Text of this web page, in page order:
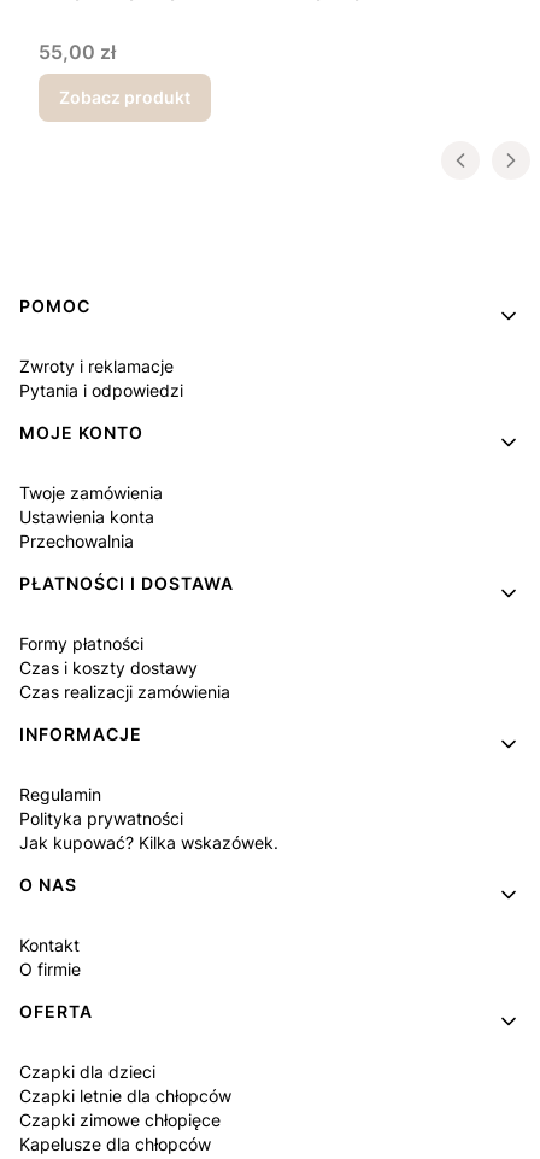
Cena
55,00 zł
Zobacz produkt
Linki w stopce
POMOC
Zwroty i reklamacje
Pytania i odpowiedzi
MOJE KONTO
Twoje zamówienia
Ustawienia konta
Przechowalnia
PŁATNOŚCI I DOSTAWA
Formy płatności
Czas i koszty dostawy
Czas realizacji zamówienia
INFORMACJE
Regulamin
Polityka prywatności
Jak kupować? Kilka wskazówek.
O NAS
Kontakt
O firmie
OFERTA
Czapki dla dzieci
Czapki letnie dla chłopców
Czapki zimowe chłopięce
Kapelusze dla chłopców